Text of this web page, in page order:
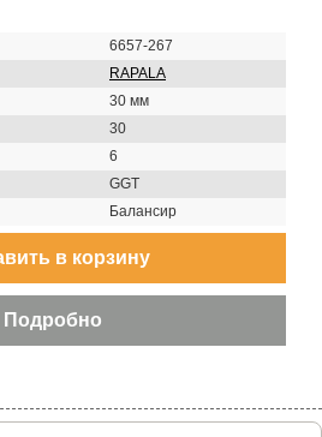
6657-267
RAPALA
30 мм
30
6
GGT
Балансир